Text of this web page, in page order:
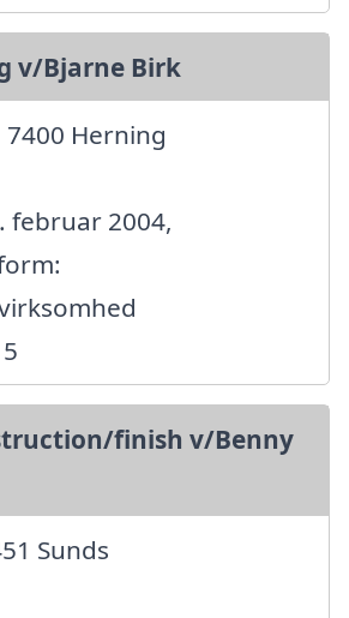
v/Bjarne Birk
Herning
februar 2004,
finish v/Benny
Sunds